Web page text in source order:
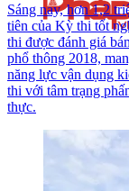
Sáng nay, hơn 1,2
tiên của Kỳ thi tốt
thi được đánh giá
phổ thông 2018,
năng lực vận dụng
thi với tâm trạng
thực.